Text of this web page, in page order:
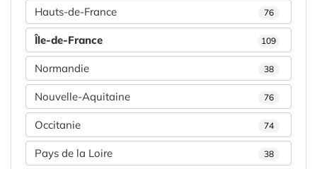
Hauts-de-France 76
Île-de-France 109
Normandie 38
Nouvelle-Aquitaine 76
Occitanie 74
Pays de la Loire 38